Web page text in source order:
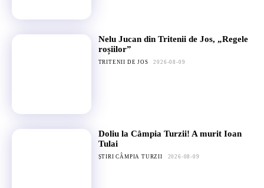
Nelu Jucan din Tritenii de Jos, „Regele
roșiilor”
TRITENII DE JOS 2026-08-09
Doliu la Câmpia Turzii! A murit Ioan
Tulai
ȘTIRI CÂMPIA TURZII 2026-08-09